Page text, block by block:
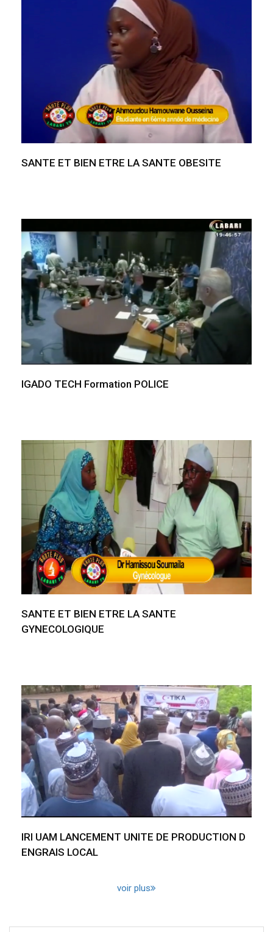
SANTE ET BIEN ETRE LA SANTE OBESITE
IGADO TECH Formation POLICE
SANTE ET BIEN ETRE LA SANTE
GYNECOLOGIQUE
IRI UAM LANCEMENT UNITE DE PRODUCTION D
ENGRAIS LOCAL
voir plus